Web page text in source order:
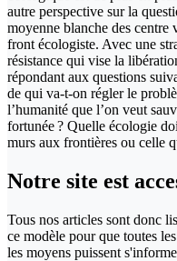
autre perspective sur la
moyenne blanche des
front écologiste. Avec une
résistance qui vise la
répondant aux questions
de qui va-t-on régler le
l’humanité que l’on veut
fortunée ? Quelle écologie
murs aux frontières ou celle
Notre site est
Tous nos articles sont donc
ce modèle pour que toutes
les moyens puissent